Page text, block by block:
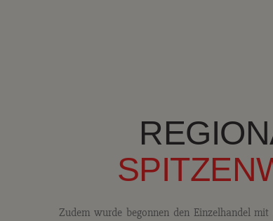
Zudem wurde begonnen den Einzelhandel